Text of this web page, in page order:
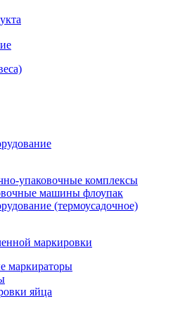
упаковочные комплексы
машины флоупак
(термоусадочное)
маркировки
маркираторы
яйца